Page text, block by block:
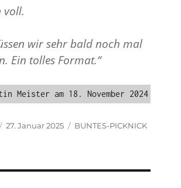
voll.
wir sehr bald noch mal
Ein tolles Format.“
Meister am 18. November 2024
Veröffentlicht
27. Januar 2025 Kategorien
BUNTES-PICKNICK